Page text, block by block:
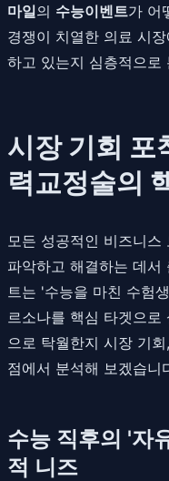
마일의 수능이벤트가 어
경쟁이 치열한 의료 시
하고 있는지 심층적으로
시장 기회 포
력교정술의
모든 성공적인 비즈니
파악하고 해결하는 데서
트는 '수능을 마친 수험
르소나를 핵심 타겟으
으로 탁월한지 시장 기
점에서 분석해 보겠습니
수능 직후의 '자
적 니즈